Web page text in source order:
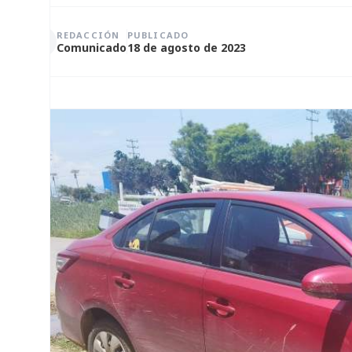
REDACCIÓN
Comunicado
PUBLICADO
18 de agosto de 2023